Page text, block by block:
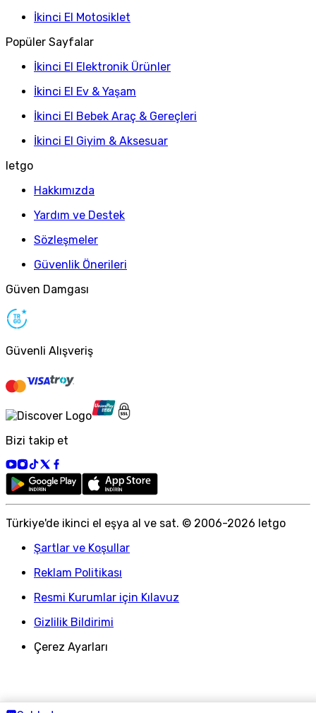
İkinci El Motosiklet
Popüler Sayfalar
İkinci El Elektronik Ürünler
İkinci El Ev & Yaşam
İkinci El Bebek Araç & Gereçleri
İkinci El Giyim & Aksesuar
letgo
Hakkımızda
Yardım ve Destek
Sözleşmeler
Güvenlik Önerileri
Güven Damgası
Güvenli Alışveriş
Bizi takip et
Türkiye'de ikinci el eşya al ve sat. © 2006-2026 letgo
Şartlar ve Koşullar
Reklam Politikası
Resmi Kurumlar için Kılavuz
Gizlilik Bildirimi
Çerez Ayarları